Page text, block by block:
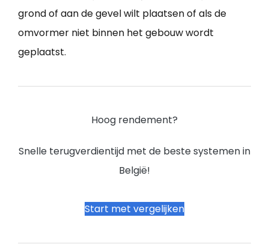
grond of aan de gevel wilt plaatsen of als de
omvormer niet binnen het gebouw wordt
geplaatst.
Hoog rendement?
Snelle terugverdientijd met de beste systemen in
België!
Start met vergelijken